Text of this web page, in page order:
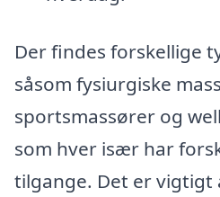
Der findes forskellige
såsom fysiurgiske
sportsmassører og
som hver især har
tilgange. Det er